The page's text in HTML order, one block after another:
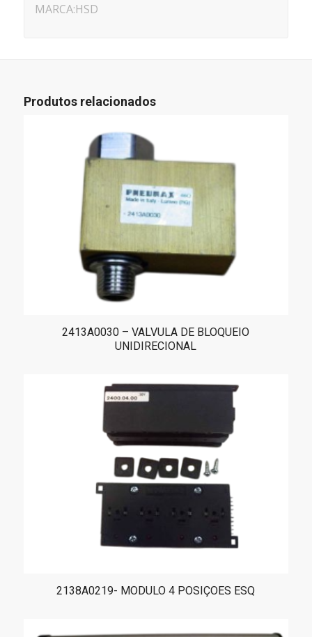
MARCA:HSD
Produtos relacionados
2413A0030 – VALVULA DE BLOQUEIO
UNIDIRECIONAL
2138A0219- MODULO 4 POSIÇOES ESQ